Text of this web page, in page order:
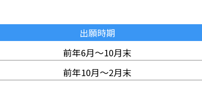
出願時期
前年6月～10月末
前年10月～2月末